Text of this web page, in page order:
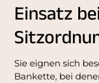
Einsatz
Sie eignen sich
Bankette, bei